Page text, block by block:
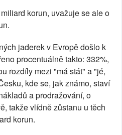
korun, uvažuje se ale o
jaderek v Evropě došlo k
procentuálně takto: 332%,
rozdíly mezi "má stát" a "jé,
kde se, jak známo, staví
a prodražování, o
takže vlídně zůstanu u těch
korun.